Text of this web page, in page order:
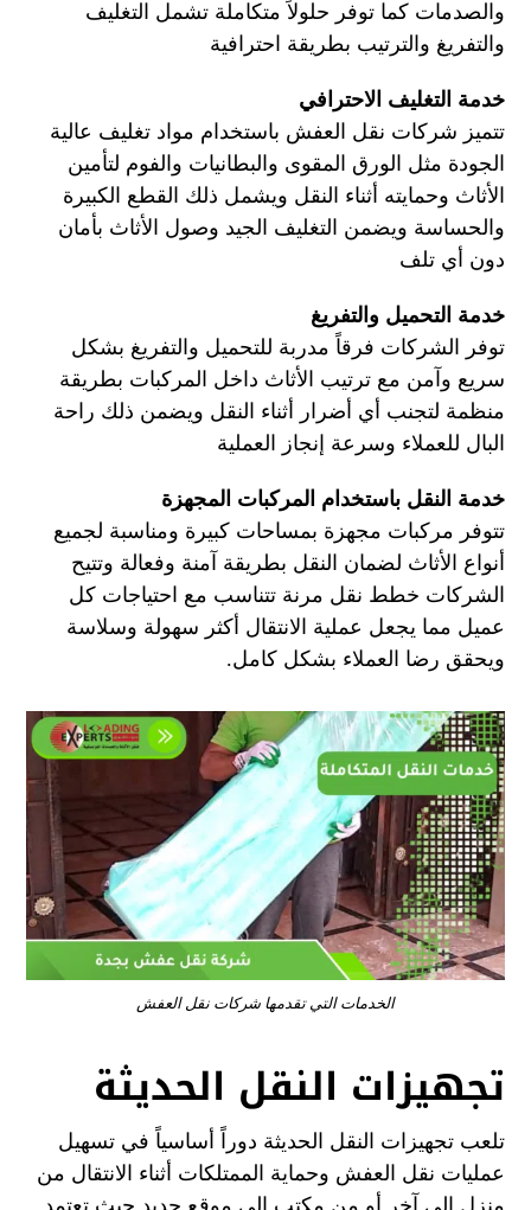
والصدمات كما توفر حلولاً متكاملة تشمل التغليف
والتفريغ والترتيب بطريقة احترافية
خدمة التغليف الاحترافي
تتميز شركات نقل العفش باستخدام مواد تغليف عالية
الجودة مثل الورق المقوى والبطانيات والفوم لتأمين
الأثاث وحمايته أثناء النقل ويشمل ذلك القطع الكبيرة
والحساسة ويضمن التغليف الجيد وصول الأثاث بأمان
دون أي تلف
خدمة التحميل والتفريغ
توفر الشركات فرقاً مدربة للتحميل والتفريغ بشكل
سريع وآمن مع ترتيب الأثاث داخل المركبات بطريقة
منظمة لتجنب أي أضرار أثناء النقل ويضمن ذلك راحة
البال للعملاء وسرعة إنجاز العملية
خدمة النقل باستخدام المركبات المجهزة
تتوفر مركبات مجهزة بمساحات كبيرة ومناسبة لجميع
أنواع الأثاث لضمان النقل بطريقة آمنة وفعالة وتتيح
الشركات خطط نقل مرنة تتناسب مع احتياجات كل
عميل مما يجعل عملية الانتقال أكثر سهولة وسلاسة
ويحقق رضا العملاء بشكل كامل.
الخدمات التي تقدمها شركات نقل العفش
تجهيزات النقل الحديثة
تلعب تجهيزات النقل الحديثة دوراً أساسياً في تسهيل
عمليات نقل العفش وحماية الممتلكات أثناء الانتقال من